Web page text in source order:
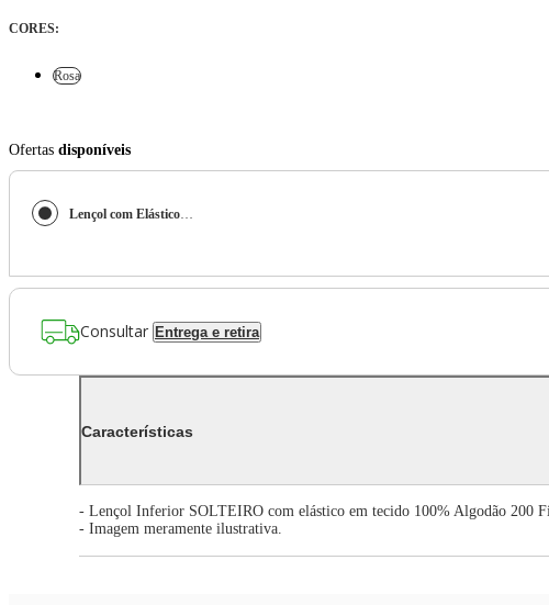
CORES:
Rosa
Ofertas disponíveis
Lençol com Elástico 200 Fios Rice - Solteiro
Consultar Entrega e retira
Características
- Lençol Inferior SOLTEIRO com elástico em tecido 100% Algodão 200
- Imagem meramente ilustrativa.